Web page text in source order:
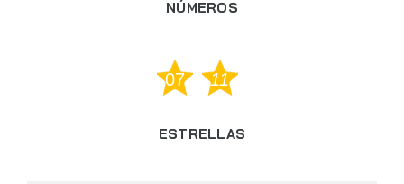
NÚMEROS
07 11
ESTRELLAS